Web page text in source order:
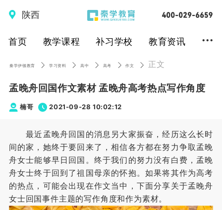
陕西
首页 教学课程 补习学校 教育资讯 ...
秦学伊顿教育 学习资料 高中 高考 作文 正文
孟晚舟回国作文素材 孟晚舟高考热点写作角度
楠哥 2021-09-28 10:02:12
最近孟晚舟回国的消息另大家振奋，经历这么长时
间的家，她终于要回来了，相信各方都在努力争取孟晚
舟女士能够早日回国。终于我们的努力没有白费，孟晚
舟女士终于回到了祖国母亲的怀抱。如果将其作为高考
的热点，可能会出现在作文当中，下面分享关于孟晚舟
女士回国事件主题的写作角度和作为素材。